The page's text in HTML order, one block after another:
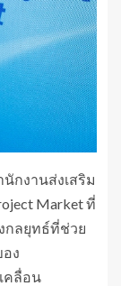
กงานส่งเสริม
Market ที่
กลยุทธ์ที่ช่วย
ง
คลื่อน